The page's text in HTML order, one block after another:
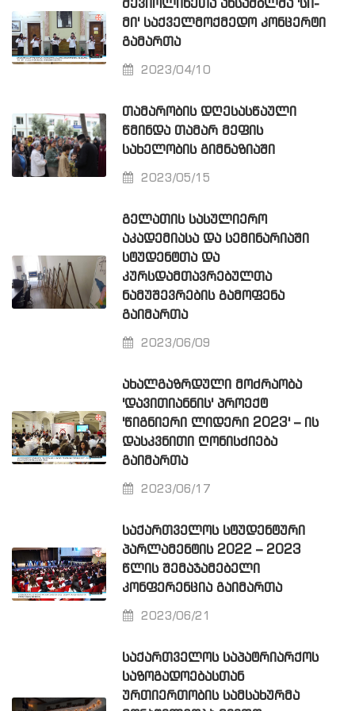
ᲛᲔᲕᲘᲝᲚᲘᲜᲔᲗᲐ ᲐᲜᲡᲐᲛᲑᲚᲛᲐ 'ᲡᲘ-
ᲛᲘ' ᲡᲐᲥᲕᲔᲚᲛᲝᲥᲛᲔᲓᲝ ᲙᲝᲜᲪᲔᲠᲢᲘ
ᲒᲐᲛᲐᲠᲗᲐ
2023/04/10
ᲗᲐᲛᲐᲠᲝᲑᲘᲡ ᲓᲦᲔᲡᲐᲡᲬᲐᲣᲚᲘ
ᲬᲛᲘᲜᲓᲐ ᲗᲐᲛᲐᲠ ᲛᲔᲤᲘᲡ
ᲡᲐᲮᲔᲚᲝᲑᲘᲡ ᲒᲘᲛᲜᲐᲖᲘᲐᲨᲘ
2023/05/15
ᲒᲔᲚᲐᲗᲘᲡ ᲡᲐᲡᲣᲚᲘᲔᲠᲝ
ᲐᲙᲐᲓᲔᲛᲘᲐᲡᲐ ᲓᲐ ᲡᲔᲛᲘᲜᲐᲠᲘᲐᲨᲘ
ᲡᲢᲣᲓᲔᲜᲢᲗᲐ ᲓᲐ
ᲙᲣᲠᲡᲓᲐᲛᲗᲐᲕᲠᲔᲑᲣᲚᲗᲐ
ᲜᲐᲛᲣᲨᲔᲕᲠᲔᲑᲘᲡ ᲒᲐᲛᲝᲤᲔᲜᲐ
ᲒᲐᲘᲛᲐᲠᲗᲐ
2023/06/09
ᲐᲮᲐᲚᲒᲐᲖᲠᲓᲣᲚᲘ ᲛᲝᲫᲠᲐᲝᲑᲐ
'ᲓᲐᲕᲘᲗᲘᲐᲜᲜᲘᲡ' ᲞᲠᲝᲔᲥᲢ
'ᲬᲘᲒᲜᲘᲔᲠᲘ ᲚᲘᲓᲔᲠᲘ 2023' – ᲘᲡ
ᲓᲐᲡᲙᲕᲜᲘᲗᲘ ᲦᲝᲜᲘᲡᲫᲘᲔᲑᲐ
ᲒᲐᲘᲛᲐᲠᲗᲐ
2023/06/17
ᲡᲐᲥᲐᲠᲗᲕᲔᲚᲝᲡ ᲡᲢᲣᲓᲔᲜᲢᲣᲠᲘ
ᲞᲐᲠᲚᲐᲛᲔᲜᲢᲘᲡ 2022 – 2023
ᲬᲚᲘᲡ ᲨᲔᲛᲐᲯᲐᲛᲔᲑᲔᲚᲘ
ᲙᲝᲜᲤᲔᲠᲔᲜᲪᲘᲐ ᲒᲐᲘᲛᲐᲠᲗᲐ
2023/06/21
ᲡᲐᲥᲐᲠᲗᲕᲔᲚᲝᲡ ᲡᲐᲞᲐᲢᲠᲘᲐᲠᲥᲝᲡ
ᲡᲐᲖᲝᲒᲐᲓᲝᲔᲑᲐᲡᲗᲐᲜ
ᲣᲠᲗᲘᲔᲠᲗᲝᲑᲘᲡ ᲡᲐᲛᲡᲐᲮᲣᲠᲛᲐ